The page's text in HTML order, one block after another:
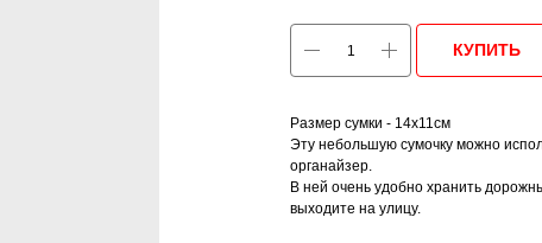
КУПИТЬ
Размер сумки - 14х11см
Эту небольшую сумочку можно
органайзер.
В ней очень удобно хранить
выходите на улицу.